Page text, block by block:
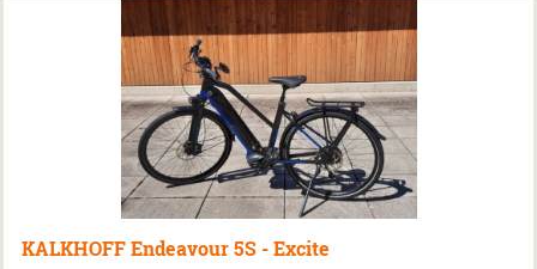
KALKHOFF Endeavour 5S - Excite